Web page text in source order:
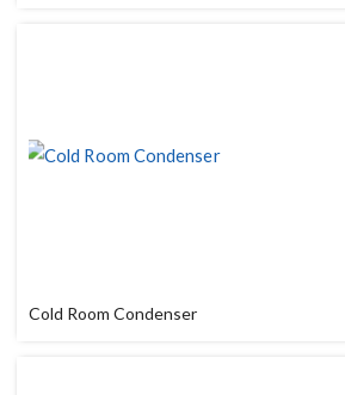
Cold Room Condenser